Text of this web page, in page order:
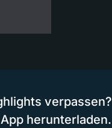
verpassen?
herunterladen.